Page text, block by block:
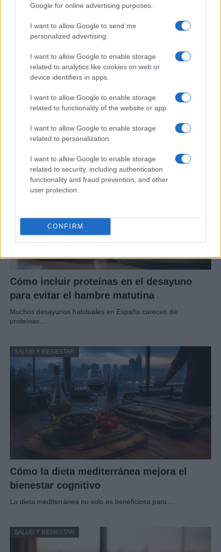
Google for online advertising purposes.
I want to allow Google to send me
personalized advertising.
I want to allow Google to enable storage
related to analytics like cookies on web or
device identifiers in apps.
I want to allow Google to enable storage
related to functionality of the website or app.
I want to allow Google to enable storage
related to personalization.
I want to allow Google to enable storage
related to security, including authentication
functionality and fraud prevention, and other
user protection.
CONFIRM
Rutina diaria y nocturna para mayores:
consejos para un sueño reparador
Optimiza el descanso de los mayores con una…
SALUD Y BIENESTAR
Cómo incluir proteínas en el desayuno
para evitar el hambre matutina
Muchos desayunos habituales en España carecen de
proteínas…
SALUD Y BIENESTAR
Cómo la dieta mediterránea mejora el
bienestar cognitivo
La dieta mediterránea no solo es beneficiosa para…
SALUD Y BIENESTAR